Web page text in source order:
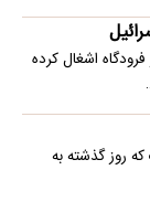
اشغال کرده
روز گذشته به